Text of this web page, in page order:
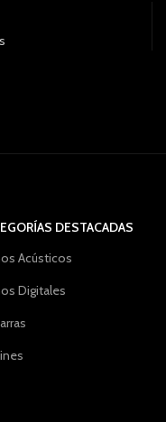
DESTACADAS
Acústicos
Digitales